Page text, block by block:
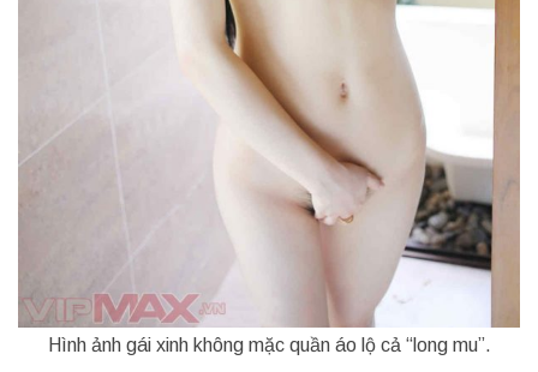
Hình ảnh gái xinh không mặc quần áo lộ cả “long mu”.